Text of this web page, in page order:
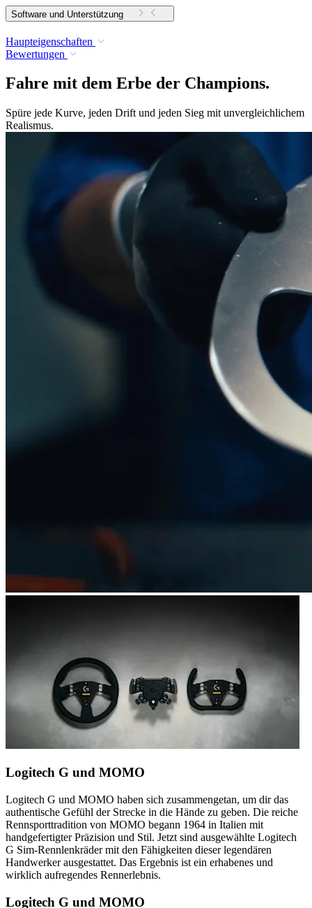
Software und Unterstützung
Haupteigenschaften
Bewertungen
Fahre mit dem Erbe der Champions.
Spüre jede Kurve, jeden Drift und jeden Sieg mit unvergleichlichem
Realismus.
Logitech G und MOMO
Logitech G und MOMO haben sich zusammengetan, um dir das
authentische Gefühl der Strecke in die Hände zu geben. Die reiche
Rennsporttradition von MOMO begann 1964 in Italien mit
handgefertigter Präzision und Stil. Jetzt sind ausgewählte Logitech
G Sim-Rennlenkräder mit den Fähigkeiten dieser legendären
Handwerker ausgestattet. Das Ergebnis ist ein erhabenes und
wirklich aufregendes Rennerlebnis.
Logitech G und MOMO